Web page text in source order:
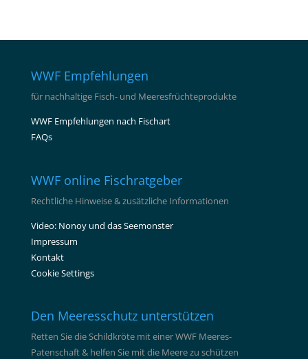
WWF Empfehlungen
für nachhaltige Fisch- und Meeresfrüchteprodukte
WWF Empfehlungen nach Fischart
FAQs
WWF online Fischratgeber
Rechtliche Hinweise & zusätzliche Informationen
Video: Nonoy und das Seemonster
Impressum
Kontakt
Cookie Settings
Den Meeresschutz unterstützen
Retten Sie die Schildkröte mit einer WWF Meeres-
Patenschaft & helfen Sie mit die Meere zu schützen